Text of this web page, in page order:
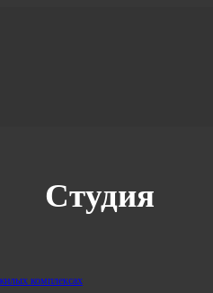
Студия
комплексах